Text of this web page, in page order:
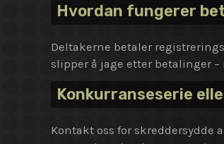
Hvordan fungerer
Deltakerne betaler
slipper å jage etter betalinger
Konkurranseserie
Kontakt oss for skreddersydde